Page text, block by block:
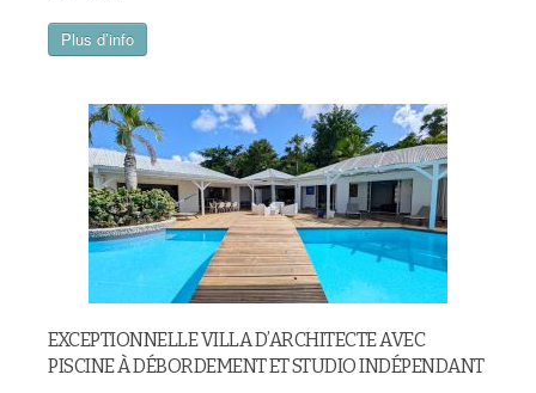
Plus d’info
EXCEPTIONNELLE VILLA D’ARCHITECTE AVEC
PISCINE À DÉBORDEMENT ET STUDIO INDÉPENDANT